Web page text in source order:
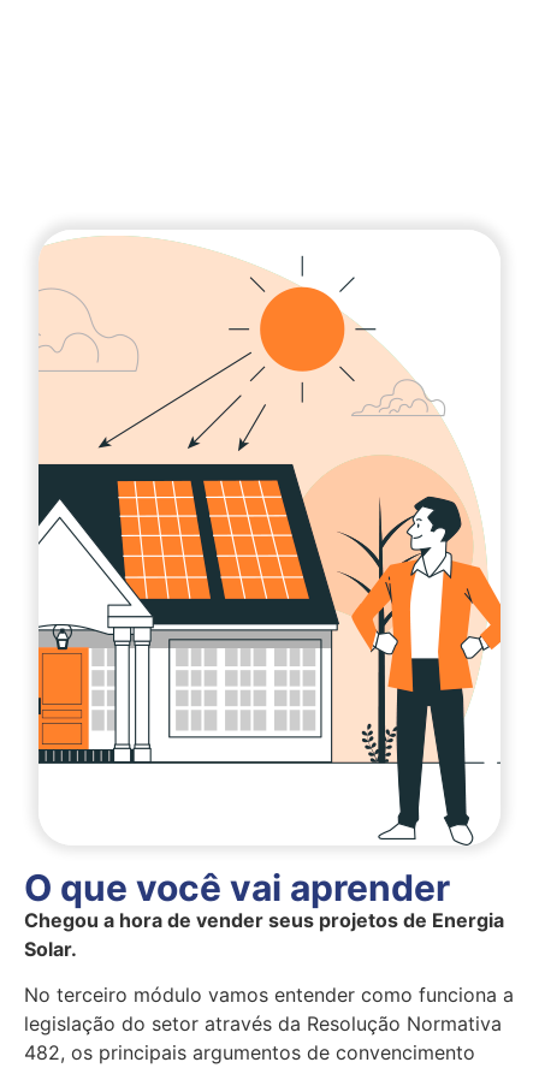
O que você vai aprender
Chegou a hora de vender seus projetos de Energia
Solar.
No terceiro módulo vamos entender como funciona a
legislação do setor através da Resolução Normativa
482, os principais argumentos de convencimento